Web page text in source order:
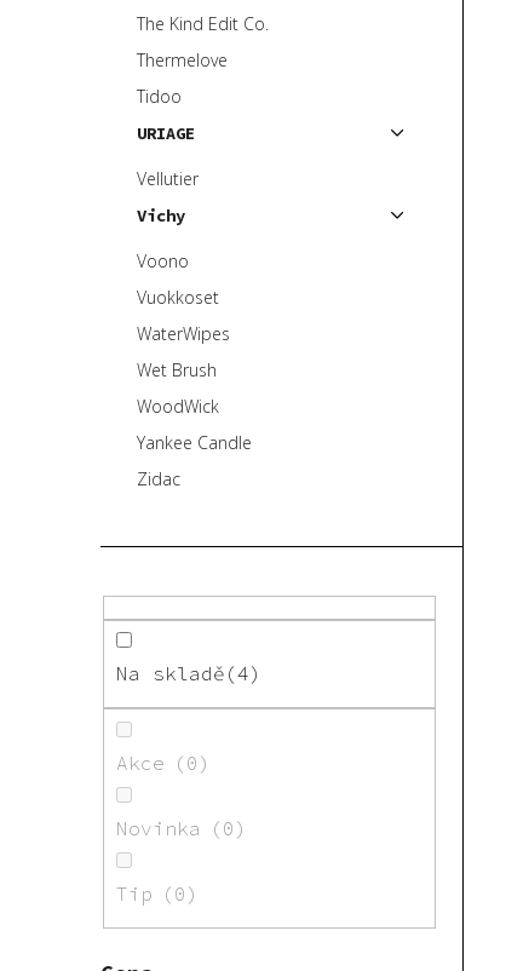
The Kind Edit Co.
Thermelove
Tidoo
URIAGE
Vellutier
Vichy
Voono
Vuokkoset
WaterWipes
Wet Brush
WoodWick
Yankee Candle
Zidac
Na skladě 4
Akce 0
Novinka 0
Tip 0